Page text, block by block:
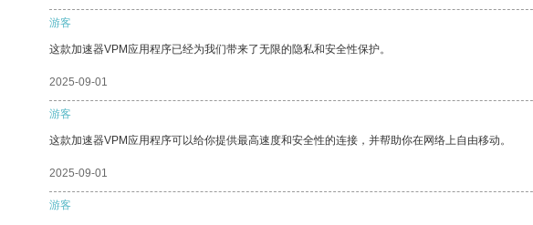
游客
这款加速器VPM应用程序已经为我们带来了无限的隐私和安全性保护。
2025-09-01
游客
这款加速器VPM应用程序可以给你提供最高速度和安全性的连接，并帮助你在网络上自由移动。
2025-09-01
游客